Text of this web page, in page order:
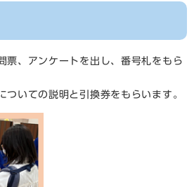
票、アンケートを出し、番号札をもら
ついての説明と引換券をもらいます。